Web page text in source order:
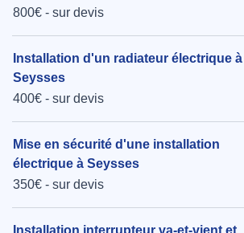
800€ - sur devis
Installation d'un radiateur électrique à
Seysses
400€ - sur devis
Mise en sécurité d'une installation
électrique à Seysses
350€ - sur devis